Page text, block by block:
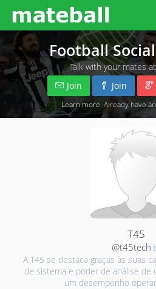
Football
Talk with your mates
Join
Join
Learn more . Already have
T45
@t45tech
A T45 se destaca graças às suas
de sistema e poder de análise de
um desempenho